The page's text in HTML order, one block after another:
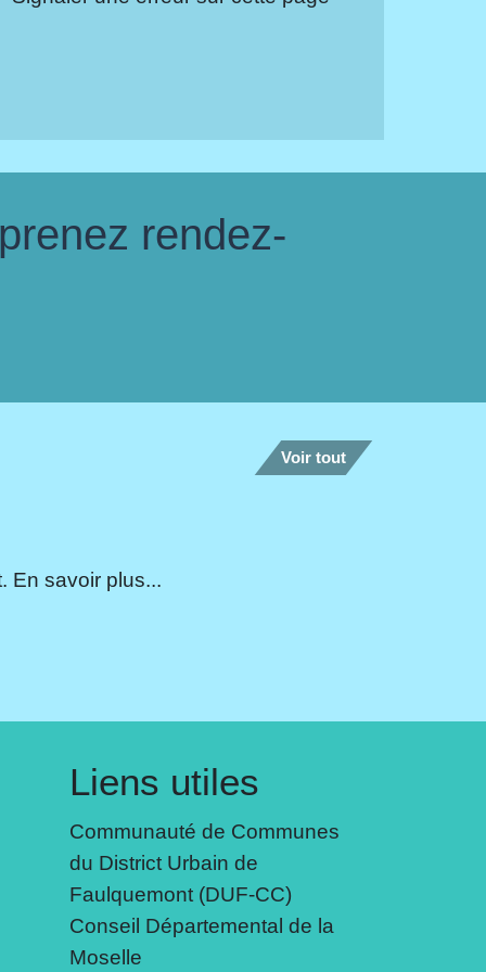
rendez-
Voir tout
En savoir plus...
Liens utiles
Communauté de Communes
du District Urbain de
Faulquemont (DUF-CC)
Conseil Départemental de la
Moselle